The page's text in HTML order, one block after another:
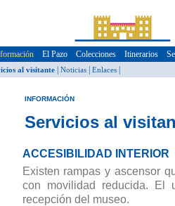
El Pazo Colecciones Itinerarios
al visitante Noticias Enlaces
INFORMACIÓN
Servicios al
ACCESIBILIDAD INTERIOR
Existen rampas y ascensor
con movilidad reducida. El
recepción del museo.